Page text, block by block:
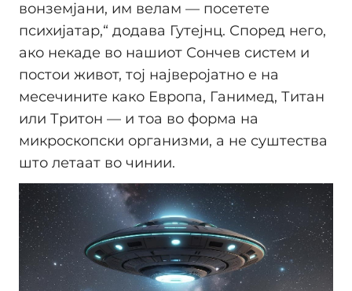
вонземјани, им велам — посетете
психијатар,“ додава Гутејнц. Според него,
ако некаде во нашиот Сончев систем и
постои живот, тој најверојатно е на
месечините како Европа, Ганимед, Титан
или Тритон — и тоа во форма на
микроскопски организми, а не суштества
што летаат во чинии.